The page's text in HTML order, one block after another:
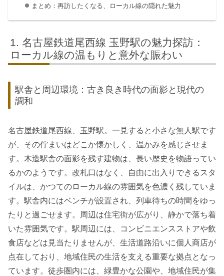
まとめ：再訪したくなる、ローカル線の隠れた魅力
名古屋鉄道尾西線 玉野駅の魅力探訪：
ローカル線の温もりと意外な賑わい
駅舎と周辺環境：古き良き時代の面影と現代の
調和
名古屋鉄道尾西線、玉野駅。一見すると小さな無人駅です
が、その佇まいはどこか懐かしく、温かみを感じさせま
す。木造駅舎の面影を残す建物は、長い歴史を物語ってい
るかのようです。改札口はなく、自由に出入りできるスタ
イルは、かつてのローカル線の雰囲気を色濃く残していま
す。駅舎内にはベンチが設置され、列車待ちの時間をゆっ
たりと過ごせます。周辺は住宅街が広がり、静かで落ち着
いた雰囲気です。駅周辺には、コンビニエンスストアや飲
食店などは見当たりませんが、生活道路沿いに個人商店が
点在しており、地域住民の生活を支える重要な拠点となっ
ています。徒歩圏内には、緑豊かな公園や、地域住民が集